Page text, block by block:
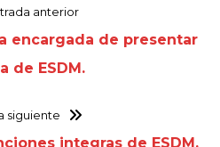
anterior
encargada de presentar
de ESDM.
siguiente
integras de ESDM.